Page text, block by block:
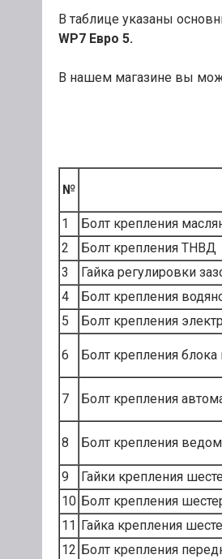
В таблице указаны
WP7 Евро 5.
В нашем магазине вы
№
1
Болт крепления
2
Болт крепления ТНВД
3
Гайка регулировки
4
Болт крепления
5
Болт крепления
6 Болт крепления
7 Болт крепления
8 Болт крепления
9 Гайки крепления
10 Болт крепления
11 Гайка крепления
12 Болт крепления